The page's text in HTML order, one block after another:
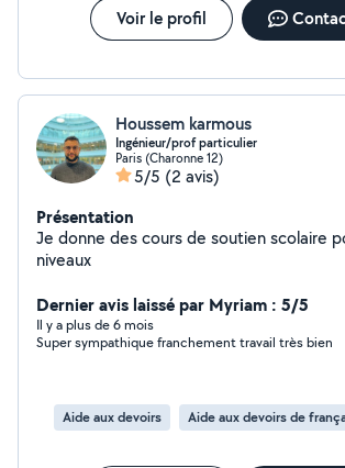
Voir le profil
Houssem karmous
Ingénieur/prof particulier
Paris (Charonne 12)
5/5 (2 avis)
Présentation
Je donne des cours de soutien scolaire
niveaux
Dernier avis laissé par Myriam : 5/5
Il y a plus de 6 mois
Super sympathique franchement travail très bien
Aide aux devoirs Aide aux devoirs de